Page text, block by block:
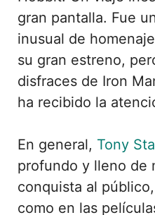
gran pantalla. Fue
inusual de
su gran estreno,
disfraces de Iron
ha recibido la
En general, Tony
profundo y lleno de
conquista al
como en las